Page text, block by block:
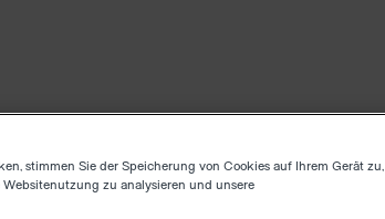
stimmen Sie der Speicherung von Cookies auf Ihrem Gerät zu,
zu analysieren und unsere